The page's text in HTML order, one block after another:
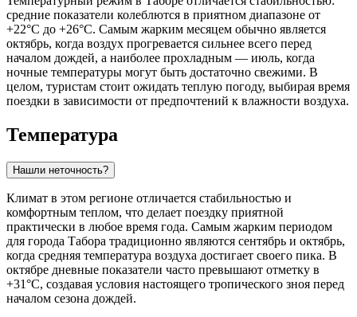
средние показатели колеблются в приятном диапазоне от
+22°C до +26°C. Самым жарким месяцем обычно является
октябрь, когда воздух прогревается сильнее всего перед
началом дождей, а наиболее прохладным — июль, когда
ночные температуры могут быть достаточно свежими. В
целом, туристам стоит ожидать теплую погоду, выбирая время
поездки в зависимости от предпочтений к влажности воздуха.
Температура
Нашли неточность?
Климат в этом регионе отличается стабильностью и
комфортным теплом, что делает поездку приятной
практически в любое время года. Самым жарким периодом
для города Табора традиционно являются сентябрь и октябрь,
когда средняя температура воздуха достигает своего пика. В
октябре дневные показатели часто превышают отметку в
+31°C, создавая условия настоящего тропического зноя перед
началом сезона дождей.